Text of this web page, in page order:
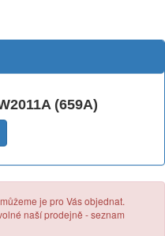
(659A)
je pro Vás objednat.
naší prodejně - seznam